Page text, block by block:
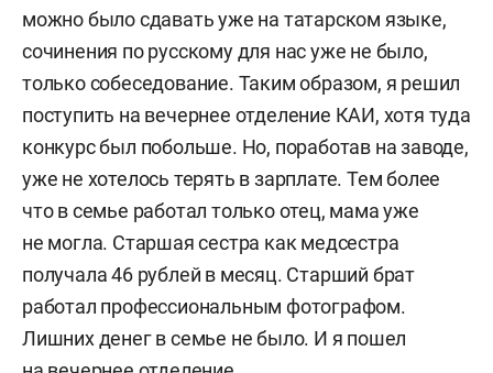
можно было сдавать уже на татарском языке,
сочинения по русскому для нас уже не было,
только собеседование. Таким образом, я решил
поступить на вечернее отделение КАИ, хотя туда
конкурс был побольше. Но, поработав на заводе,
уже не хотелось терять в зарплате. Тем более
что в семье работал только отец, мама уже
не могла. Старшая сестра как медсестра
получала 46 рублей в месяц. Старший брат
работал профессиональным фотографом.
Лишних денег в семье не было. И я пошел